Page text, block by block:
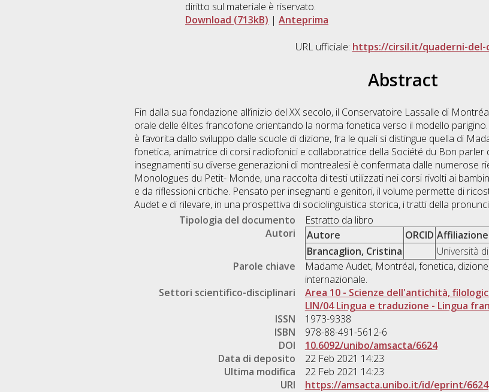
diritto sul materiale è riservato.
Download (713kB) | Anteprima
URL ufficiale: https://cirsil.it/quaderni-del-
Abstract
Fin dalla sua fondazione all’inizio del XX secolo, il Conservatoire Lassalle di
orale delle élites francofone orientando la norma fonetica verso il modello
è favorita dallo sviluppo dalle scuole di dizione, fra le quali si distingue quella di
fonetica, animatrice di corsi radiofonici e collaboratrice della Société du Bon parler
insegnamenti su diverse generazioni di montrealesi è confermata dalle numerose
Monologues du Petit- Monde, una raccolta di testi utilizzati nei corsi rivolti ai
e da riflessioni critiche. Pensato per insegnanti e genitori, il volume permette di
Audet e di rilevare, in una prospettiva di sociolinguistica storica, i tratti della
Tipologia del documento
Estratto da libro
Autori
Autore ORCID Affiliazione
Brancaglion, Cristina
Università
Parole chiave
Madame Audet, Montréal, fonetica,
internazionale.
Settori scientifico-disciplinari
Area 10 - Scienze dell'antichità,
LIN/04 Lingua e traduzione - Lingua
ISSN
1973-9338
ISBN
978-88-491-5612-6
DOI
10.6092/unibo/amsacta/6624
Data di deposito
22 Feb 2021 14:23
Ultima modifica
22 Feb 2021 14:23
URI
https://amsacta.unibo.it/id/eprint/6624